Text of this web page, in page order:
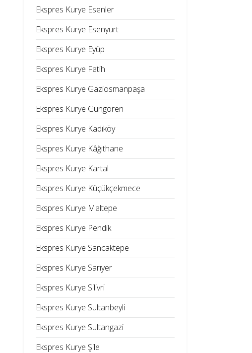
Ekspres Kurye Esenler
Ekspres Kurye Esenyurt
Ekspres Kurye Eyüp
Ekspres Kurye Fatih
Ekspres Kurye Gaziosmanpaşa
Ekspres Kurye Güngören
Ekspres Kurye Kadıköy
Ekspres Kurye Kâğıthane
Ekspres Kurye Kartal
Ekspres Kurye Küçükçekmece
Ekspres Kurye Maltepe
Ekspres Kurye Pendik
Ekspres Kurye Sancaktepe
Ekspres Kurye Sarıyer
Ekspres Kurye Silivri
Ekspres Kurye Sultanbeyli
Ekspres Kurye Sultangazi
Ekspres Kurye Şile